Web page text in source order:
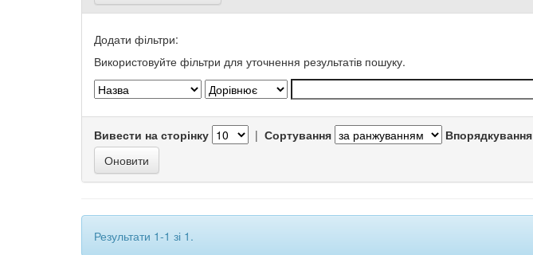
Додати фільтри:
Використовуйте фільтри для уточнення результатів пошуку.
Вивести на сторінку | Сортування Впорядкування
Результати 1-1 зі 1.